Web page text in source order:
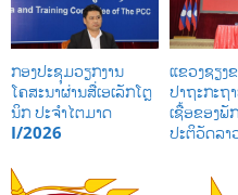
ກອງປະຊຸມວຽກງານ
ໂຄສະນາຜ່ານສື່ເອເລັກໂຕຼ
ນິກ ປະຈໍາໄຕມາດ
I/2026
ແຂວງຊຽງ
ປາຖະກະ
ເຊື້ອຂອງພັ
ປະຕິວັດລາ